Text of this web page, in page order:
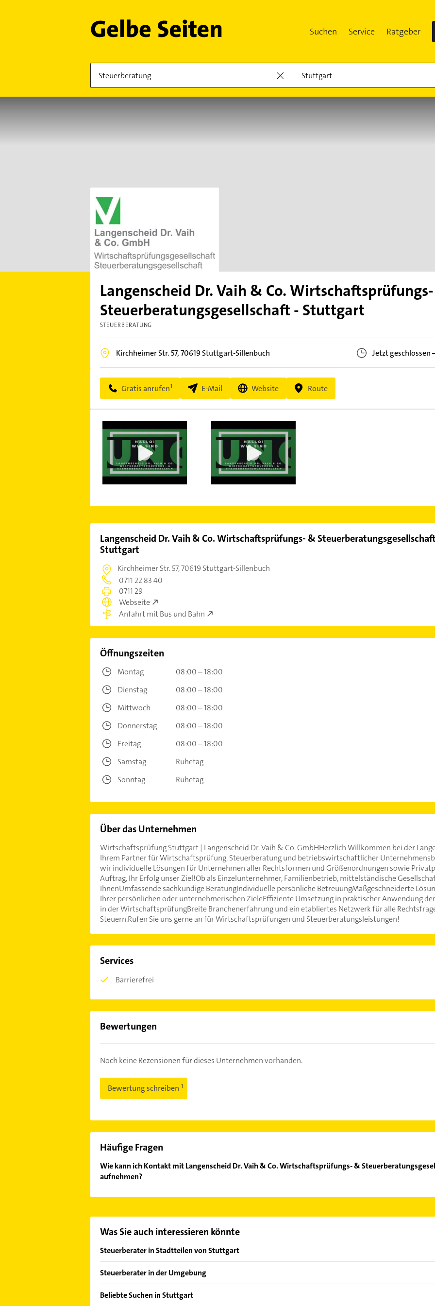
Suchen Service Ratgeber
Langenscheid Dr. Vaih & Co.
Steuerberatungsgesellschaft - Stuttgart
STEUERBERATUNG
Kirchheimer Str. 57,70619Stuttgart-Sillenbuch Jetzt geschlossen
Gratis anrufen E-Mail Website Route
Langenscheid Dr. Vaih & Co. Wirtschaftsprüfungs- &
Stuttgart
Kirchheimer Str. 57,70619 Stuttgart-Sillenbuch
0711 22 83 40
0711 29
Webseite
Anfahrt mit Bus und Bahn
Öffnungszeiten
Montag
08:00 – 18:00
Dienstag
08:00 – 18:00
Mittwoch
08:00 – 18:00
Donnerstag
08:00 – 18:00
Freitag
08:00 – 18:00
Samstag
Ruhetag
Sonntag
Ruhetag
Über das Unternehmen
Wirtschaftsprüfung Stuttgart | Langenscheid Dr. Vaih & Co. GmbHHerzlich Willkommen bei der
Ihrem Partner für Wirtschaftsprüfung, Steuerberatung und betriebswirtschaftlicher
wir individuelle Lösungen für Unternehmen aller Rechtsformen und Größenordnungen sowie
Auftrag, Ihr Erfolg unser Ziel!Ob als Einzelunternehmer, Familienbetrieb, mittelständische
IhnenUmfassende sachkundige BeratungIndividuelle persönliche BetreuungMaßgeschneiderte
Ihrer persönlichen oder unternehmerischen ZieleEffiziente Umsetzung in praktischer Anwendung
in der WirtschaftsprüfungBreite Branchenerfahrung und ein etabliertes Netzwerk für alle
Steuern.Rufen Sie uns gerne an für Wirtschaftsprüfungen und Steuerberatungsleistungen!
Services
Barrierefrei
Bewertungen
Noch keine Rezensionen für dieses Unternehmen vorhanden.
Bewertung schreiben
Häufige Fragen
Wie kann ich Kontakt mit Langenscheid Dr. Vaih & Co. Wirtschaftsprüfungs- &
aufnehmen?
Was Sie auch interessieren könnte
Steuerberater in Stadtteilen von Stuttgart
Bad Cannstatt
Botnang
Steuerberater in der Umgebung
Ostfildern
Beliebte Suchen in Stuttgart